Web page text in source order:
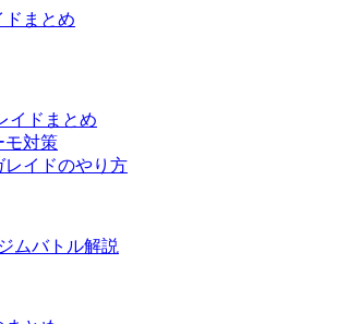
ドまとめ
イドまとめ
モ対策
レイドのやり方
ムバトル解説